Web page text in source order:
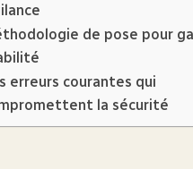
de pose pour
erreurs courantes qui
la sécurité